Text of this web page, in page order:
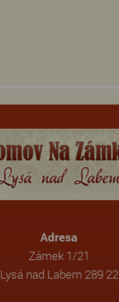
Adresa
Zámek 1/21
Lysá nad Labem 289 22